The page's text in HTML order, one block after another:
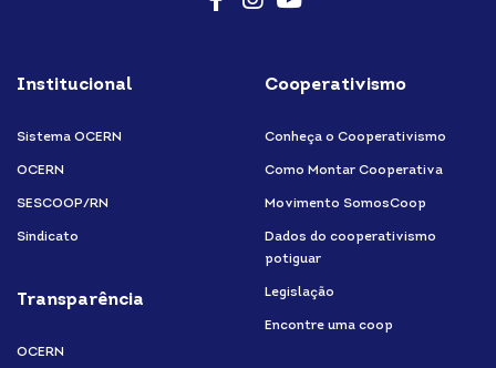
Institucional
Sistema OCERN
OCERN
SESCOOP/RN
Sindicato
Transparência
OCERN
Cooperativismo
Conheça o Cooperativismo
Como Montar Cooperativa
Movimento SomosCoop
Dados do cooperativismo
potiguar
Legislação
Encontre uma coop